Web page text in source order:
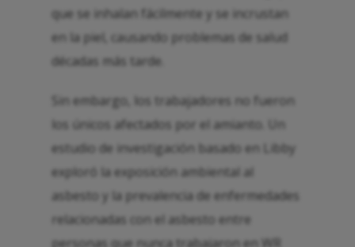
que se inhalan fácilmente y se incrustan
en la piel, causando problemas de salud
décadas más tarde.
Sin embargo, los trabajadores no fueron
los únicos afectados por el amianto. Un
estudio de investigación basado en Libby
exploró la exposición ambiental al
asbesto y la prevalencia de enfermedades
relacionadas con el asbesto entre
personas que nunca trabajaron en WR